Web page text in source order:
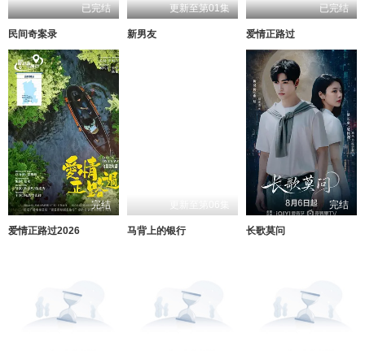
已完结
民间奇案录
更新至第01集
新男友
已完结
爱情正路过
完结
爱情正路过2026 马背上的银行
完结
长歌莫问